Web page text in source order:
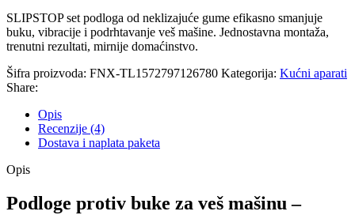
SLIPSTOP set podloga od neklizajuće gume efikasno smanjuje
buku, vibracije i podrhtavanje veš mašine. Jednostavna montaža,
trenutni rezultati, mirnije domaćinstvo.
Šifra proizvoda: FNX-TL1572797126780 Kategorija: Kućni aparati
Share:
Opis
Recenzije (4)
Dostava i naplata paketa
Opis
Podloge protiv buke za veš mašinu –